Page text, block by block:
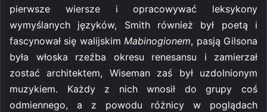
pierwsze wiersze i opracowywać leksykony
wymyślanych języków, Smith również był poetą i
fascynował się walijskimMabinogionem, pasją Gilsona
była włoska rzeźba okresu renesansu i zamierzał
zostać architektem, Wiseman zaś był uzdolnionym
muzykiem. Każdy z nich wnosił do grupy coś
odmiennego, a z powodu różnicy w poglądach